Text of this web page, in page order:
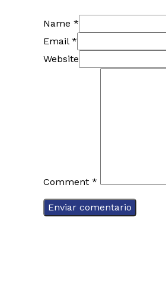
Name *
Email *
Website
Comment *